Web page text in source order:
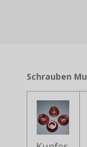
Schrauben